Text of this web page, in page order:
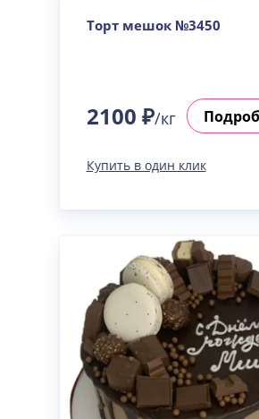
Торт мешок №3450
2100 ₽/кг
Купить в один клик